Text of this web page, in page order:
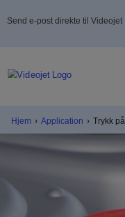
Send e-post direkte til Videojet
Hjem › Application › Trykk